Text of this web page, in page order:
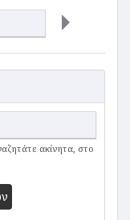
ακίνητα, στο